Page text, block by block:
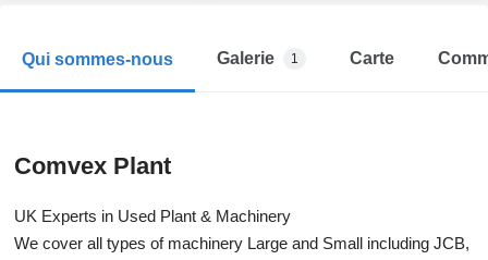
Qui sommes-nous Galerie 1 Carte
Comvex Plant
UK Experts in Used Plant & Machinery
We cover all types of machinery Large and Small including JCB,